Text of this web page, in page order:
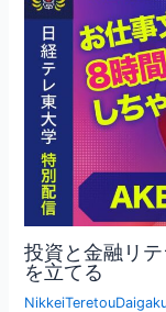
投資と金融リ
を立てる